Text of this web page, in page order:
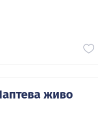
живо